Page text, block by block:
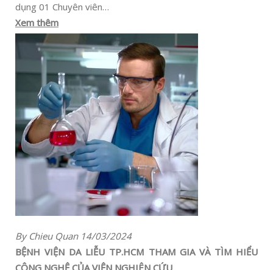
dụng 01 Chuyên viên…
Xem thêm
By Chieu Quan 14/03/2024
BỆNH VIỆN DA LIỄU TP.HCM THAM GIA VÀ TÌM HIỂU
CÔNG NGHỆ CỦA VIỆN NGHIÊN CỨU